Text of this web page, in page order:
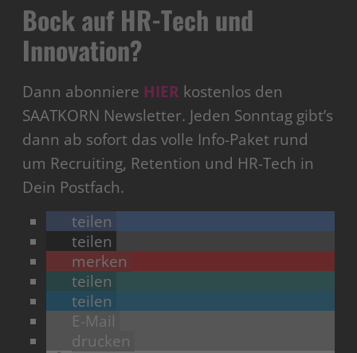
Bock auf HR-Tech und
Innovation?
Dann abonniere HIER kostenlos den
SAATKORN Newsletter. Jeden Sonntag gibt’s
dann ab sofort das volle Info-Paket rund
um Recruiting, Retention und HR-Tech in
Dein Postfach.
teilen
teilen
merken
teilen
teilen
E-Mail
drucken